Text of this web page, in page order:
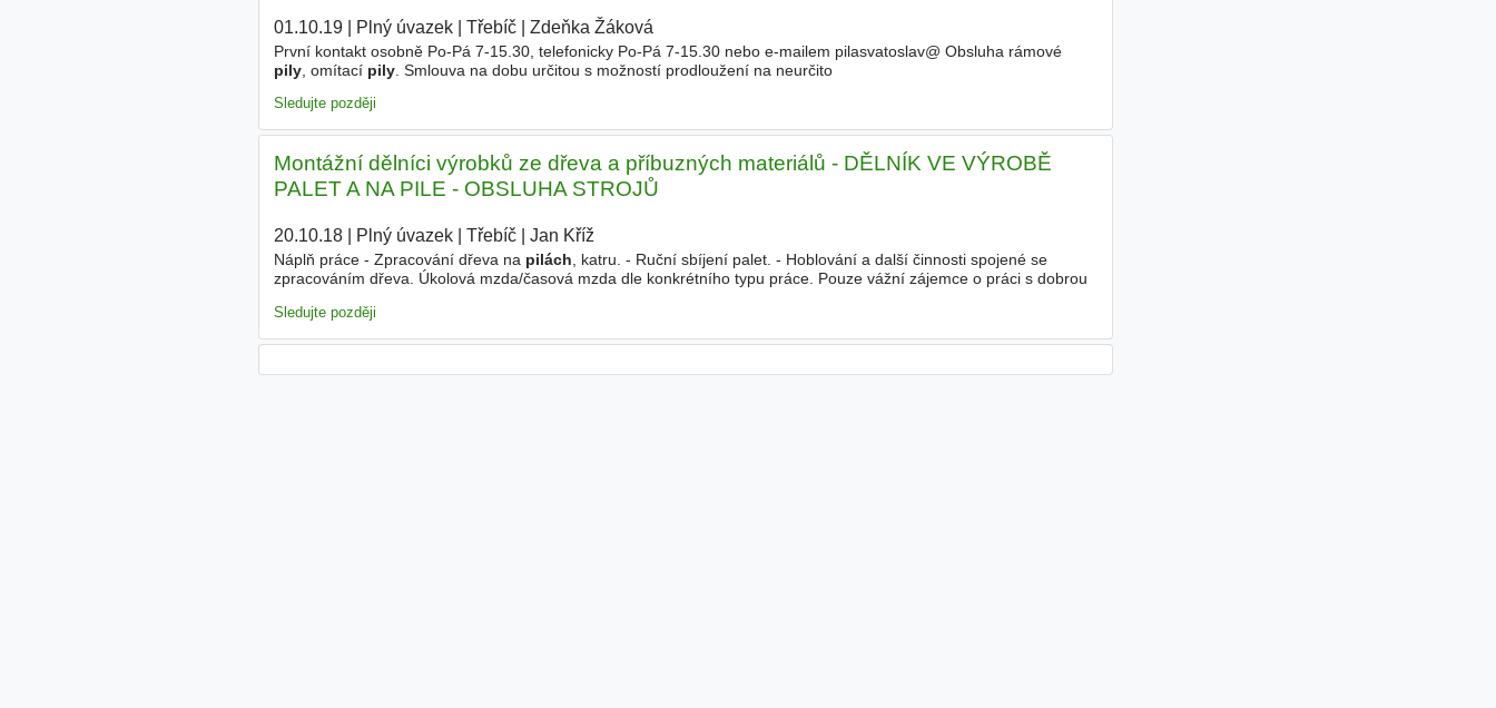
01.10.19| Plný úvazek| Třebíč| Zdeňka Žáková
První kontakt osobně Po-Pá 7-15.30, telefonicky Po-Pá 7-15.30 nebo e-mailem pilasvatoslav@ Obsluha rámové
pily, omítací pily. Smlouva na dobu určitou s možností prodloužení na neurčito
Sledujte později
Montážní dělníci výrobků ze dřeva a příbuzných materiálů - DĚLNÍK VE VÝROBĚ
PALET A NA PILE - OBSLUHA STROJŮ
20.10.18| Plný úvazek| Třebíč| Jan Kříž
Náplň práce - Zpracování dřeva na pilách , katru. - Ruční sbíjení palet. - Hoblování a další činnosti spojené se
zpracováním dřeva. Úkolová mzda/časová mzda dle konkrétního typu práce. Pouze vážní zájemce o práci s dobrou
Sledujte později